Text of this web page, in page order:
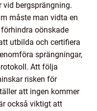
vid bergsprängning.
måste man vidta en
oönskade
utbilda och certifiera
sprängningar,
Att följa
risken för
att ingen kommer
också viktigt att